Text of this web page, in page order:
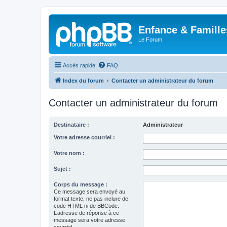
Enfance &
Le Forum
Accès rapide FAQ
Index du forum Contacter un administrateur du forum
Contacter un administrateur du forum
Destinataire : Administrateur
Votre adresse courriel :
Votre nom :
Sujet :
Corps du message :
Ce message sera envoyé au
format texte, ne pas inclure de
code HTML ni de BBCode.
L’adresse de réponse à ce
message sera votre adresse